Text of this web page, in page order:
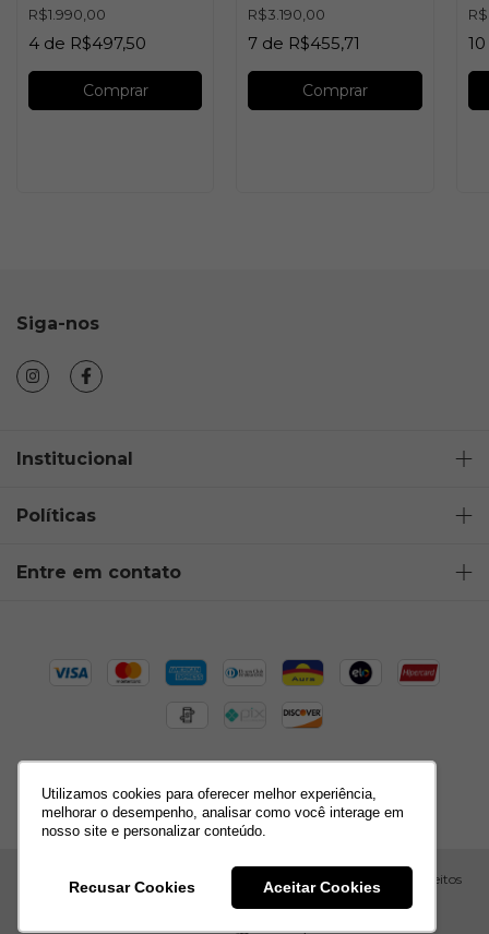
Utilizamos cookies para oferecer melhor experiência,
melhorar o desempenho, analisar como você interage em
nosso site e personalizar conteúdo.
Recusar Cookies Aceitar Cookies
R$1.990,00
4 de R$497,50
Comprar
R$3.190,00
7 de R$455,71
Comprar
10
Siga-nos
Institucional
Políticas
Entre em contato
Copyright Alice Penteado - 10635382000183 - 2026. Todos os direitos
reservados.